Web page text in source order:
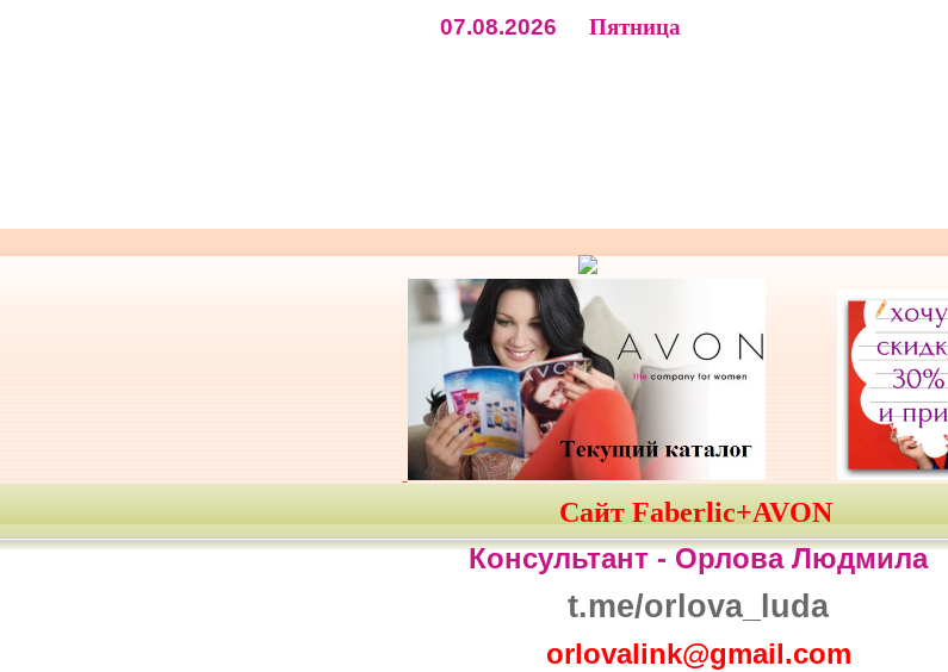
07.08.2026 Пятница
Сайт Faberlic+AVON
Консультант -Орлова Людмила
t.me/orlova_luda
orlovalink@gmail.com